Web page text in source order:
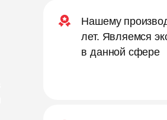
Нашему
лет. Являемся
в данной сфере